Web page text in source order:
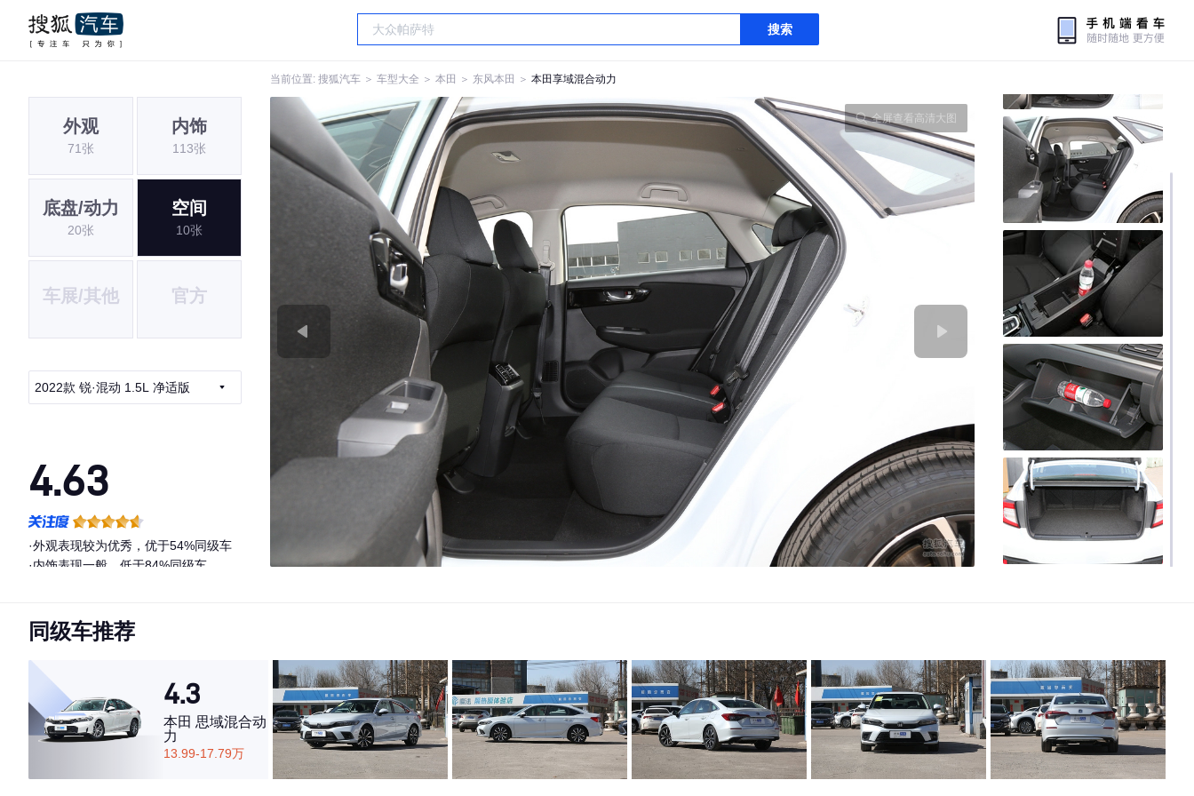
搜索
当前位置: 搜狐汽车 ＞ 车型大全 ＞ 本田 ＞ 东风本田 ＞ 本田享域混合动力
外观
71张
内饰
113张
底盘/动力
20张
空间
10张
车展/其他 官方
2022款 锐·混动 1.5L 净适版
4.63
·外观表现较为优秀，优于54%同级车
·内饰表现一般，低于84%同级车
全屏查看高清大图
同级车推荐
4.3
本田 思域混合动
力
13.99-17.79万